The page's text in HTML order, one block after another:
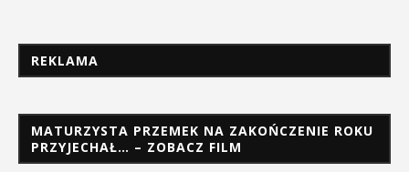
REKLAMA
MATURZYSTA PRZEMEK NA ZAKOŃCZENIE ROKU
PRZYJECHAŁ… – ZOBACZ FILM